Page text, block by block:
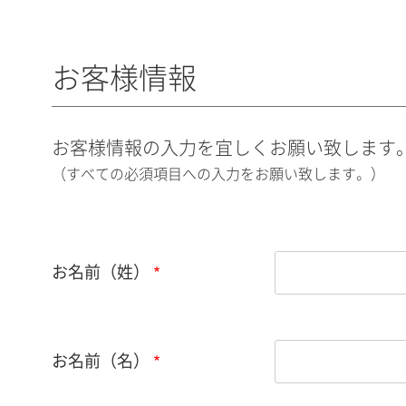
お客様情報
お客様情報の入力を宜しくお願い致します
（すべての必須項目への入力をお願い致します。）
お名前（姓）
お名前（名）